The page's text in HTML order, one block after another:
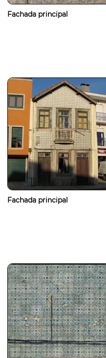
Fachada principal
Fachada principal